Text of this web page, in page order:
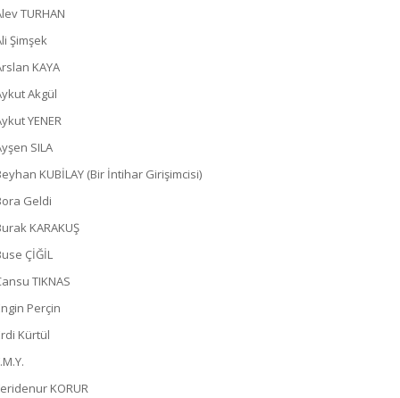
TURHAN
Şimşek
KAYA
Akgül
YENER
SILA
KUBİLAY (Bir İntihar Girişimcisi)
Geldi
KARAKUŞ
ÇİĞİL
TIKNAS
Perçin
Kürtül
KORUR